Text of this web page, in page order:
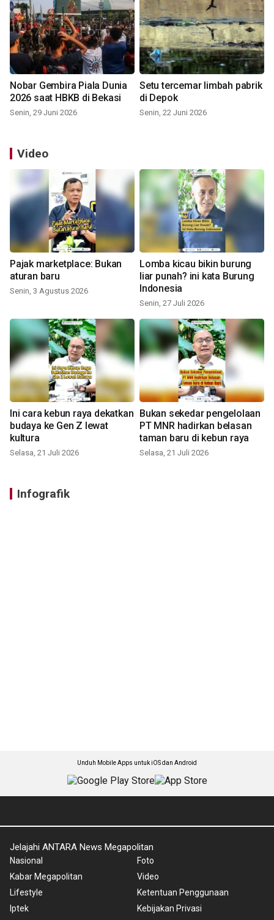
Nobar Gembira Piala Dunia
2026 saat HBKB di Bekasi
Senin, 29 Juni 2026
Setu tercemar limbah pabrik
di Depok
Senin, 22 Juni 2026
Video
Pajak marketplace: Bukan
aturan baru
Senin, 3 Agustus 2026
Lomba kicau bikin burung
liar punah? ini kata Burung
Indonesia
Senin, 27 Juli 2026
Ini cara kebun raya dekatkan
budaya ke Gen Z lewat
kultura
Selasa, 21 Juli 2026
Bukan sekedar pengelolaan
PT MNR hadirkan belasan
taman baru di kebun raya
Selasa, 21 Juli 2026
Infografik
Unduh Mobile Apps untuk iOS dan Android
Jelajahi ANTARA News Megapolitan
Nasional
Kabar Megapolitan
Lifestyle
Iptek
Foto
Video
Ketentuan Penggunaan
Kebijakan Privasi